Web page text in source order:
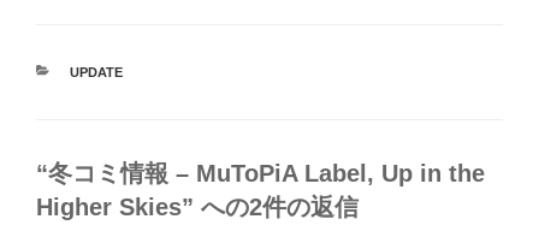
カ
UPDATE
“冬コミ情報 – MuToPiA Label, Up in the
Higher Skies” への2件の返信